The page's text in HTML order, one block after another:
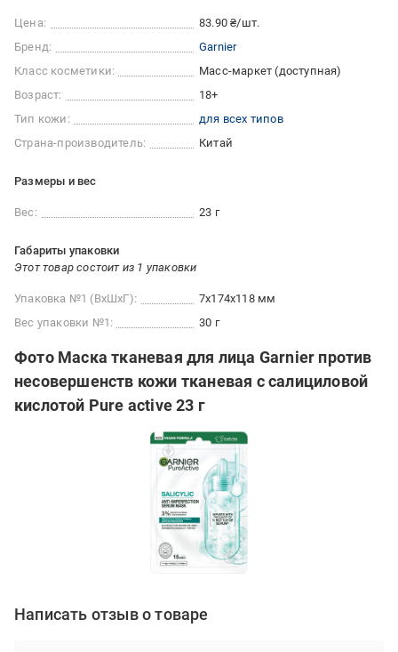
Цена:
83.90 ₴/шт.
Бренд:
Garnier
Класс косметики:
Масс-маркет (доступная)
Возраст:
18+
Тип кожи:
для всех типов
Страна-производитель:
Китай
Размеры и вес
Вес: 23 г
Габариты упаковки
Этот товар состоит из 1 упаковки
Упаковка №1 (ВхШхГ):
7x174x118 мм
Вес упаковки №1:
30 г
Фото Маска тканевая для лица Garnier против
несовершенств кожи тканевая с салициловой
кислотой Pure active 23 г
Написать отзыв о товаре